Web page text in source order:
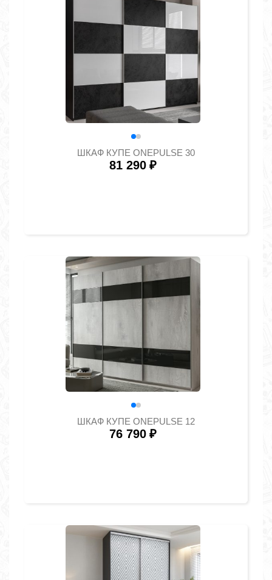
ШКАФ КУПЕ ONEPULSE 30
81 290 ₽
ШКАФ КУПЕ ONEPULSE 12
76 790 ₽